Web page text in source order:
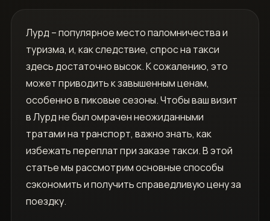
Лурд – популярное место паломничества и
туризма, и, как следствие, спрос на такси
здесь достаточно высок. К сожалению, это
может приводить к завышенным ценам,
особенно в пиковые сезоны. Чтобы ваш визит
в Лурд не был омрачен неожиданными
тратами на транспорт, важно знать, как
избежать переплат при заказе такси. В этой
статье мы рассмотрим основные способы
сэкономить и получить справедливую цену за
поездку.